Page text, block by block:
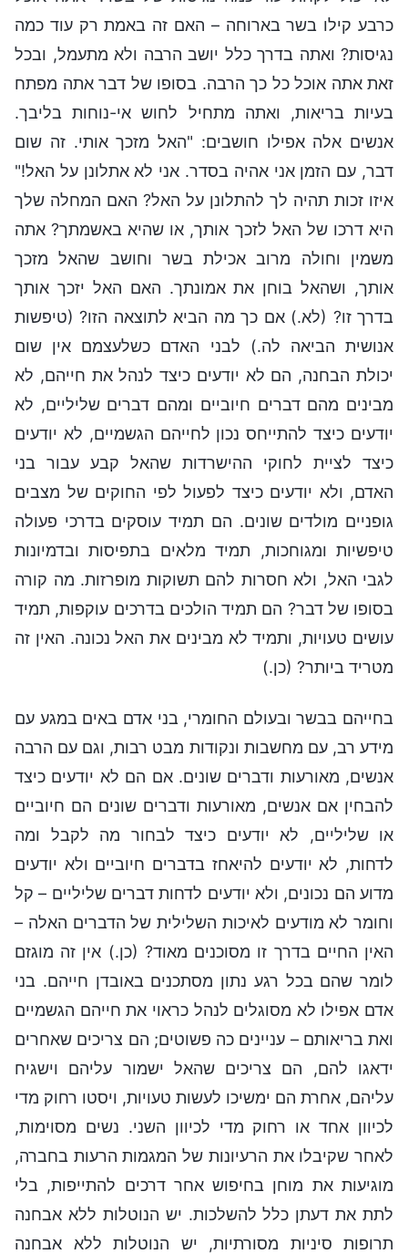
כרבע קילו בשר בארוחה – האם זה באמת רק עוד כמה
נגיסות? ואתה בדרך כלל יושב הרבה ולא מתעמל, ובכל
זאת אתה אוכל כל כך הרבה. בסופו של דבר אתה מפתח
בעיות בריאות, ואתה מתחיל לחוש אי-נוחות בליבך.
אנשים אלה אפילו חושבים: "האל מזכך אותי. זה שום
דבר, עם הזמן אני אהיה בסדר. אני לא אתלונן על האל!"
איזו זכות תהיה לך להתלונן על האל? האם המחלה שלך
היא דרכו של האל לזכך אותך, או שהיא באשמתך? אתה
משמין וחולה מרוב אכילת בשר וחושב שהאל מזכך
אותך, ושהאל בוחן את אמונתך. האם האל יזכך אותך
בדרך זו? (לא.) אם כך מה הביא לתוצאה הזו? (טיפשות
אנושית הביאה לה.) לבני האדם כשלעצמם אין שום
יכולת הבחנה, הם לא יודעים כיצד לנהל את חייהם, לא
מבינים מהם דברים חיוביים ומהם דברים שליליים, לא
יודעים כיצד להתייחס נכון לחייהם הגשמיים, לא יודעים
כיצד לציית לחוקי ההישרדות שהאל קבע עבור בני
האדם, ולא יודעים כיצד לפעול לפי החוקים של מצבים
גופניים מולדים שונים. הם תמיד עוסקים בדרכי פעולה
טיפשיות ומגוחכות, תמיד מלאים בתפיסות ובדמיונות
לגבי האל, ולא חסרות להם תשוקות מופרזות. מה קורה
בסופו של דבר? הם תמיד הולכים בדרכים עוקפות, תמיד
עושים טעויות, ותמיד לא מבינים את האל נכונה. האין זה
מטריד ביותר? (כן.)
בחייהם בבשר ובעולם החומרי, בני אדם באים במגע עם
מידע רב, עם מחשבות ונקודות מבט רבות, וגם עם הרבה
אנשים, מאורעות ודברים שונים. אם הם לא יודעים כיצד
להבחין אם אנשים, מאורעות ודברים שונים הם חיוביים
או שליליים, לא יודעים כיצד לבחור מה לקבל ומה
לדחות, לא יודעים להיאחז בדברים חיוביים ולא יודעים
מדוע הם נכונים, ולא יודעים לדחות דברים שליליים – קל
וחומר לא מודעים לאיכות השלילית של הדברים האלה –
האין החיים בדרך זו מסוכנים מאוד? (כן.) אין זה מוגזם
לומר שהם בכל רגע נתון מסתכנים באובדן חייהם. בני
אדם אפילו לא מסוגלים לנהל כראוי את חייהם הגשמיים
ואת בריאותם – עניינים כה פשוטים; הם צריכים שאחרים
ידאגו להם, הם צריכים שהאל ישמור עליהם וישגיח
עליהם, אחרת הם ימשיכו לעשות טעויות, ויסטו רחוק מדי
לכיוון אחד או רחוק מדי לכיוון השני. נשים מסוימות,
לאחר שקיבלו את הרעיונות של המגמות הרעות בחברה,
מוגיעות את מוחן בחיפוש אחר דרכים להתייפות, בלי
לתת את דעתן כלל להשלכות. יש הנוטלות ללא אבחנה
תרופות סיניות מסורתיות, יש הנוטלות ללא אבחנה